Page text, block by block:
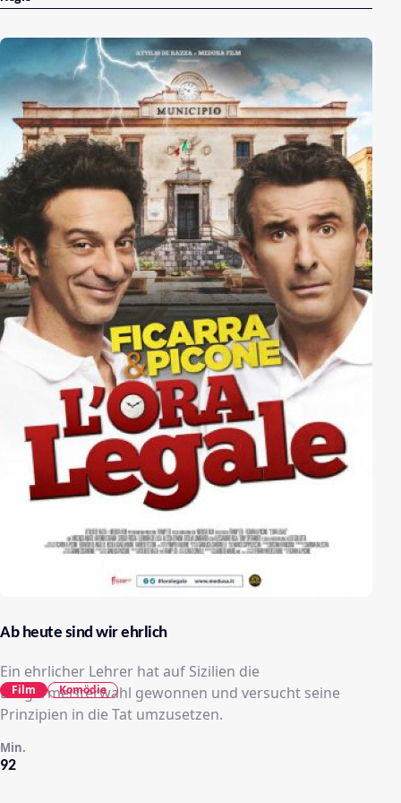
Ab heute sind wir ehrlich
Ein ehrlicher Lehrer hat auf Sizilien die
Bürgermeisterwahl gewonnen und versucht seine
Prinzipien in die Tat umzusetzen.
92
Min.
Film Komödie